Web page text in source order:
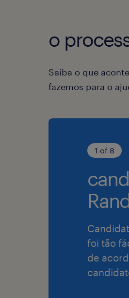
o
Saiba o que
fazemos para o
1 of 8
foi tão
de